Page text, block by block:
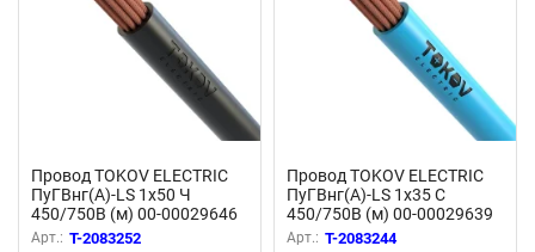
Провод TOKOV ELECTRIC
ПуГВнг(А)-LS 1х50 Ч
450/750В (м) 00-00029646
Арт.: T-2083252
Провод TOKOV ELECTRIC
ПуГВнг(А)-LS 1х35 С
450/750В (м) 00-00029639
Арт.: T-2083244